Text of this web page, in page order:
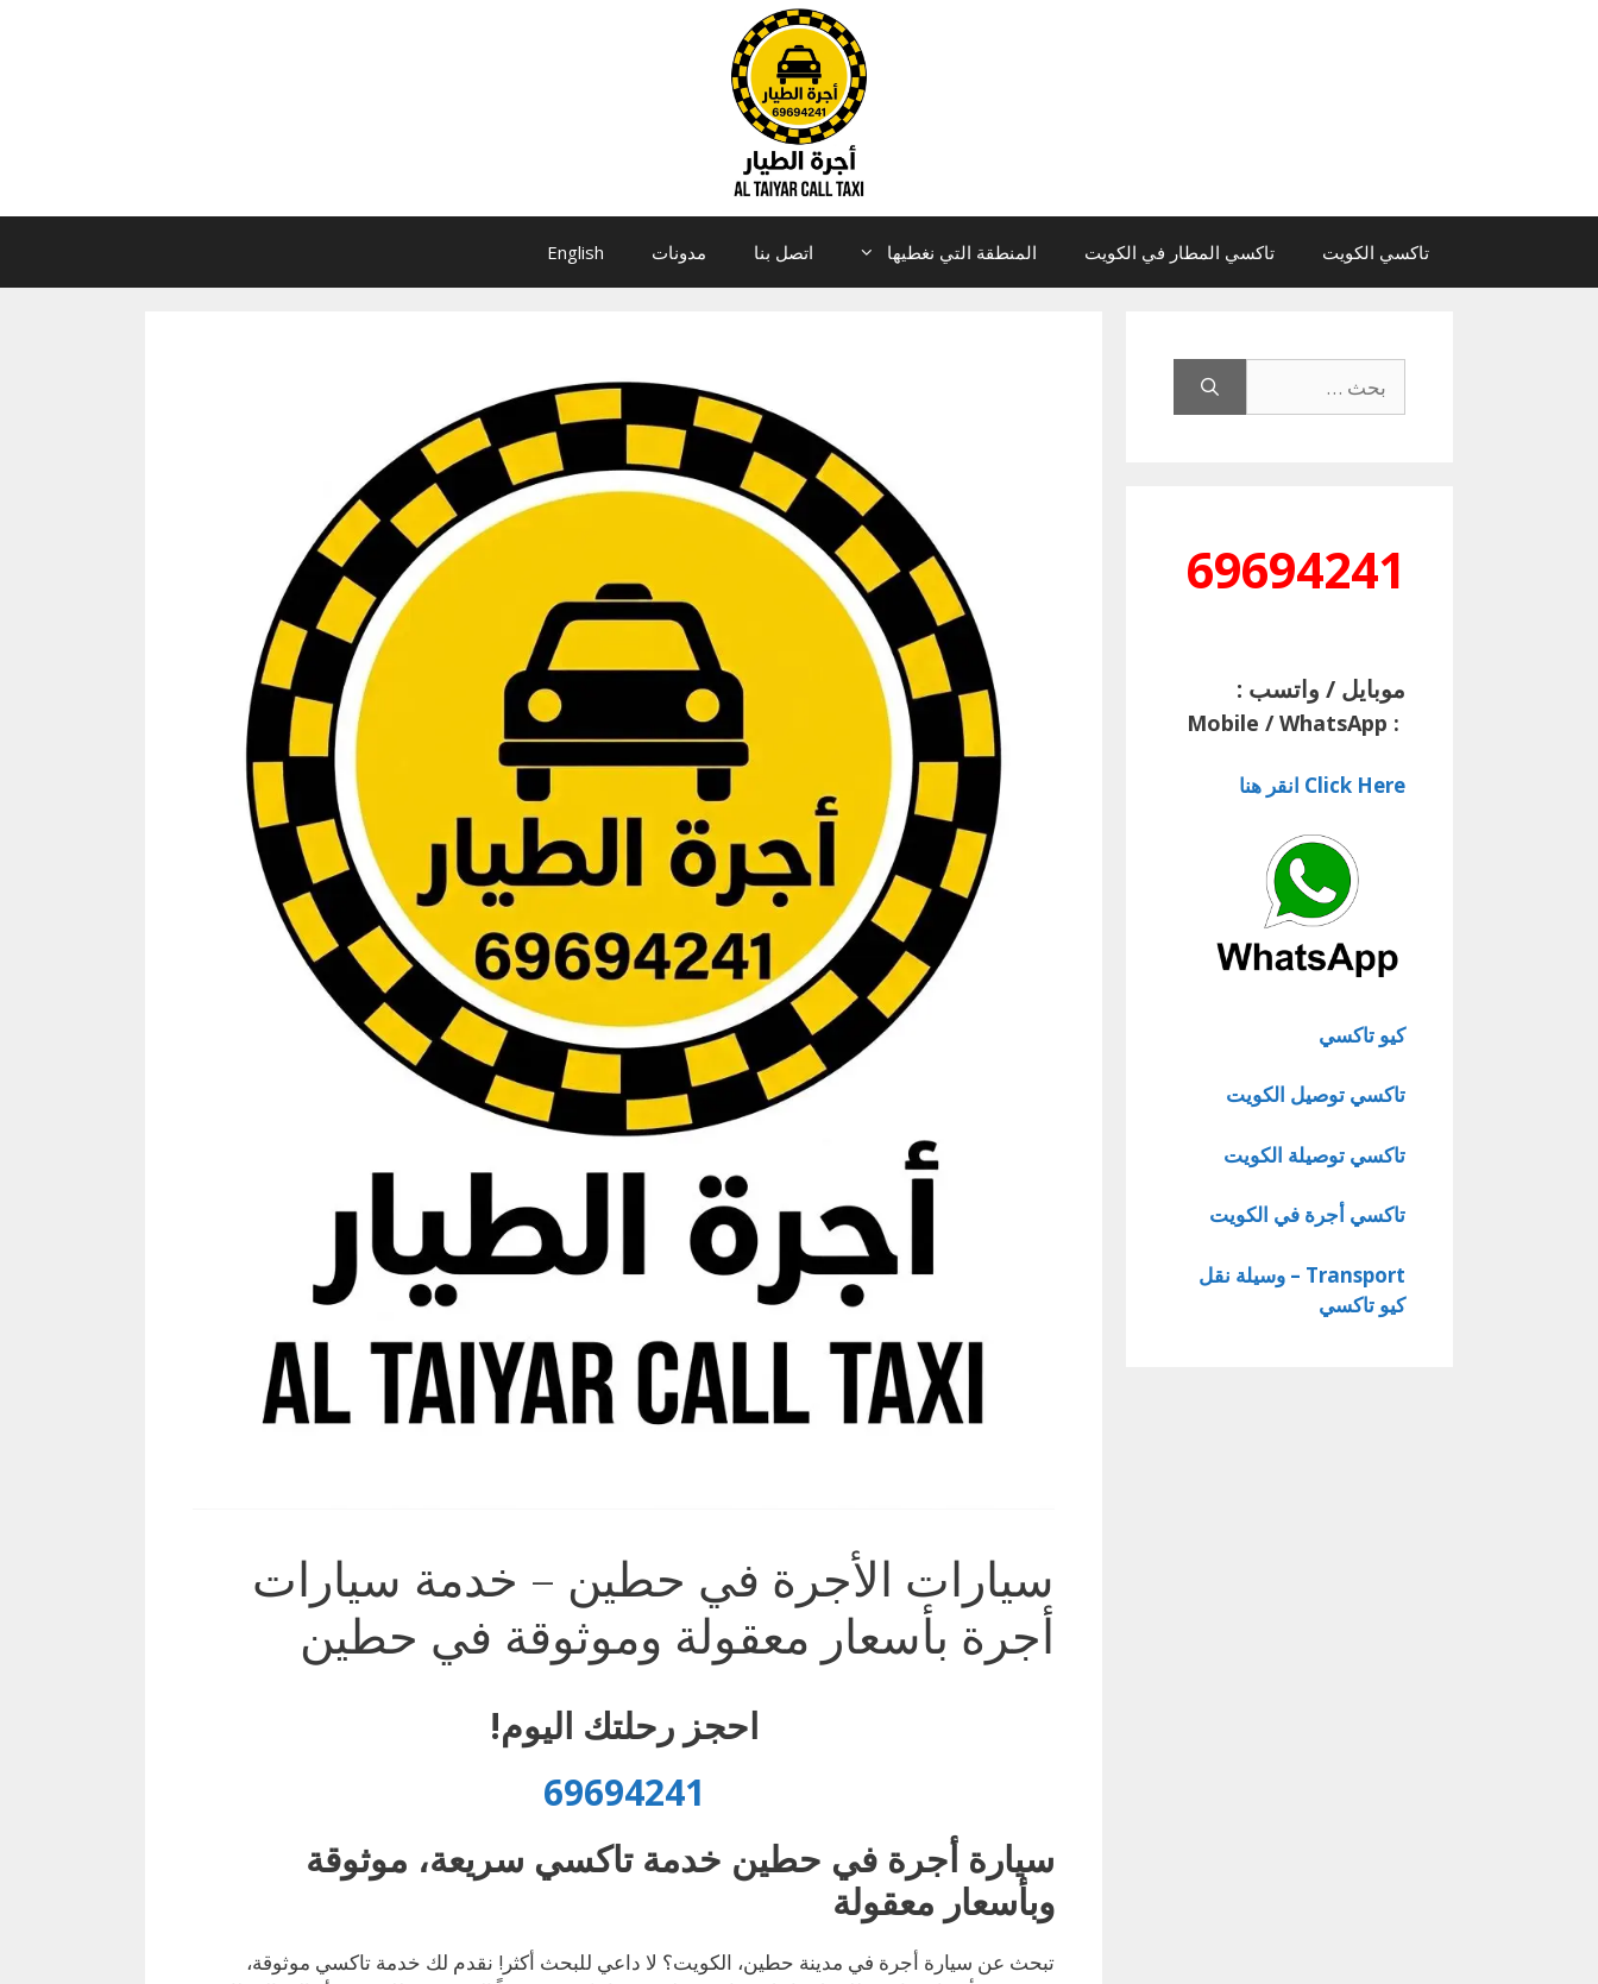
تاكسي الكويت تاكسي المطار في الكويت المنطقة التي نغطيها اتصل بنا مدونات English
سيارات الأجرة في حطين – خدمة سيارات
أجرة بأسعار معقولة وموثوقة في حطين
احجز رحلتك اليوم!
69694241
سيارة أجرة في حطين خدمة تاكسي سريعة، موثوقة
وبأسعار معقولة
تبحث عن سيارة أجرة في مدينة حطين، الكويت؟ لا داعي للبحث أكثر! نقدم لك خدمة تاكسي موثوقة،
عن:
69694241
موبايل / واتسب :
:
Mobile / WhatsApp
Click Here انقر هنا
كيو تاكسي
تاكسي توصيل الكويت
تاكسي توصيلة الكويت
تاكسي أجرة في الكويت
Transport – وسيلة نقل
كيو تاكسي